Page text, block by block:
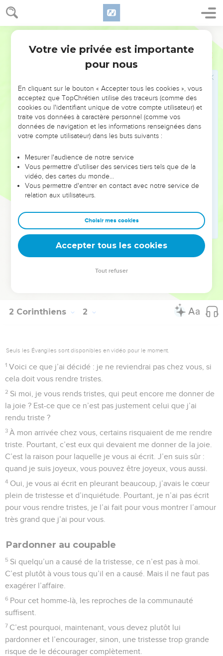
2 Corinthiens 1
18 Dieu lui-même le sait bien : ce que nous vous disons, ce
n’est pas à la fois « oui » et « non ».
de Dieu, Jésus le Christ. Eh bien, Jésus n’a pas été « oui » et
« non », mais il a toujours été « oui ».
C’est donc aussi par Jésus que nous disons notre « oui » à
Dieu pour lui rendre gloire.
Et c’est Dieu lui-même qui nous rend forts avec vous, pour
le Christ. C’est lui qui nous a mis à part,
nos cœurs, et cet Esprit est la première part des biens qu’il
va nous donner.
Je prends Dieu comme témoin, je dis la vérité. Plutôt
mourir que mentir ! Je ne suis pas revenu à Corinthe, parce
Nous ne cherchons pas à vous dire ce que vous devez
croire. En effet, votre foi est solide, mais nous souhaitons
travailler avec vous à votre joie.
© Société biblique française – Bibli’O, 2000, avec autorisation. Pour vous procurer
2 Corinthiens 2
Seuls les Évangiles sont disponibles en vidéo pour le moment.
1 Voici ce que j’ai décidé : je ne reviendrai pas chez vous, si
cela doit vous rendre tristes.
2 Si moi, je vous rends tristes, qui peut encore me donner de
la joie ? Est-ce que ce n’est pas justement celui que j’ai
rendu triste ?
3 À mon arrivée chez vous, certains risquaient de me rendre
triste. Pourtant, c’est eux qui devaient me donner de la joie.
C’est la raison pour laquelle je vous ai écrit. J’en suis sûr :
quand je suis joyeux, vous pouvez être joyeux, vous aussi.
4 Oui, je vous ai écrit en pleurant beaucoup, j’avais le cœur
plein de tristesse et d’inquiétude. Pourtant, je n’ai pas écrit
pour vous rendre tristes, je l’ai fait pour vous montrer l’amour
très grand que j’ai pour vous.
Pardonner au coupable
5 Si quelqu’un a causé de la tristesse, ce n’est pas à moi.
C’est plutôt à vous tous qu’il en a causé. Mais il ne faut pas
exagérer l’affaire.
6 Pour cet homme-là, les reproches de la communauté
suffisent.
7 C’est pourquoi, maintenant, vous devez plutôt lui
pardonner et l’encourager, sinon, une tristesse trop grande
risque de le décourager complètement.
Votre vie privée est importante
pour nous
En cliquant sur le bouton « Accepter tous les cookies », vous
acceptez que TopChrétien utilise des traceurs (comme des
cookies ou l'identifiant unique de votre compte utilisateur) et
traite vos données à caractère personnel (comme vos
données de navigation et les informations renseignées dans
votre compte utilisateur) dans les buts suivants :
Mesurer l'audience de notre service
Vous permettre d'utiliser des services tiers tels que de la
vidéo, des cartes du monde…
Vous permettre d'entrer en contact avec notre service de
relation aux utilisateurs.
Choisir mes cookies
Accepter tous les cookies
Tout refuser